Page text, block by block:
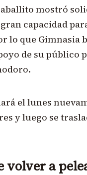
mostró
capacidad
lo que Gimnasia
de su público
el lunes
y luego se
volver a